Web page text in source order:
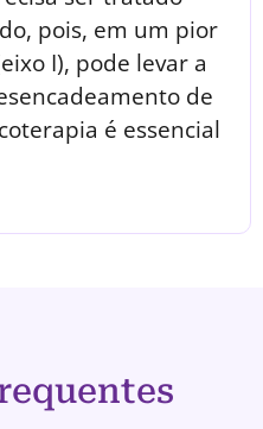
pois, em um pior
I), pode levar a
de
é essencial